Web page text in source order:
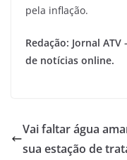
pela inflação.
Redação: Jornal
de notícias online.
Vai faltar água
sua estação de